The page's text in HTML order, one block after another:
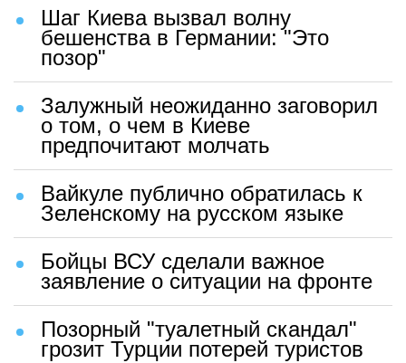
Шаг Киева вызвал волну
бешенства в Германии: "Это
позор"
Залужный неожиданно заговорил
о том, о чем в Киеве
предпочитают молчать
Вайкуле публично обратилась к
Зеленскому на русском языке
Бойцы ВСУ сделали важное
заявление о ситуации на фронте
Позорный "туалетный скандал"
грозит Турции потерей туристов